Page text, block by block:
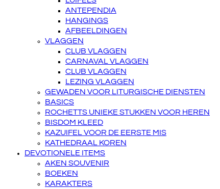
ANTEPENDIA
HANGINGS
AFBEELDINGEN
VLAGGEN
CLUB VLAGGEN
CARNAVAL VLAGGEN
CLUB VLAGGEN
LEZING VLAGGEN
GEWADEN VOOR LITURGISCHE DIENSTEN
BASICS
ROCHETTS UNIEKE STUKKEN VOOR HEREN
BISDOM KLEED
KAZUIFEL VOOR DE EERSTE MIS
KATHEDRAAL KOREN
DEVOTIONELE ITEMS
AKEN SOUVENIR
BOEKEN
KARAKTERS